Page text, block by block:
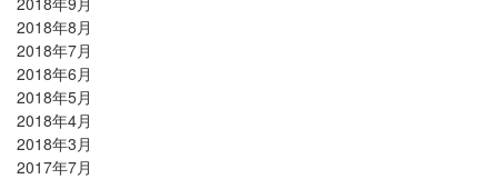
2018年8月
2018年7月
2018年6月
2018年5月
2018年4月
2018年3月
2017年7月